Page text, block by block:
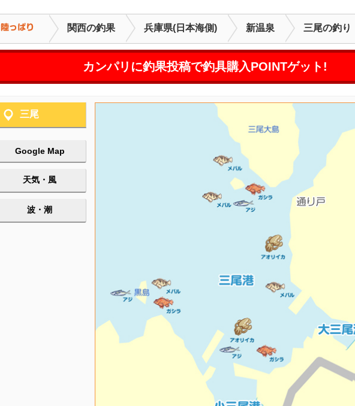
関西の釣果 兵庫県(日本海側) 新温泉 三尾の釣り
カンパリに釣果投稿で釣具購入POINTゲット!
三尾
Google Map
天気・風
波・潮